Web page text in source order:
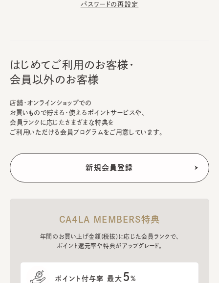
パスワードの再設定
はじめてご利用のお客様・
会員以外のお客様
店舗・オンラインショップでの
お買いもので貯まる・使えるポイントサービスや、
会員ランクに応じたさまざまな特典を
ご利用いただける会員プログラムをご用意しています。
CA4LA MEMBERS特典
年間のお買い上げ金額(税抜)に応じた会員ランクで、
ポイント還元率や特典がアップグレード。
ポイント付与率 最大 5%